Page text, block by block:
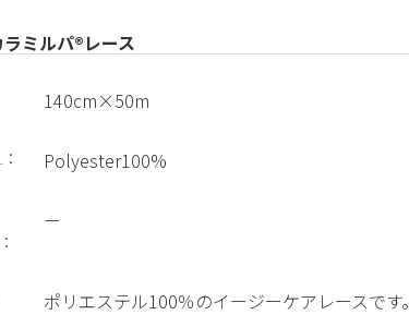
ミルパ®レース
140cm×50m
Polyester100%
：
ー
ポリエステル100％のイージーケアレースです。